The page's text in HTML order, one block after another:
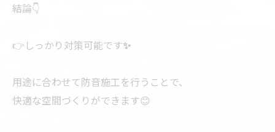
結論👇
👉しっかり対策可能です✨
用途に合わせて防音施工を行うことで、
快適な空間づくりができます😊